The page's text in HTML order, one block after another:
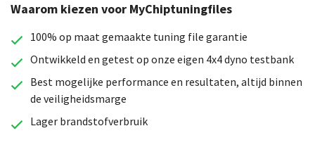
Op zoek naar een ander model?
Waarom kiezen voor MyChiptuningfiles
100% op maat gemaakte tuning file garantie
Ontwikkeld en getest op onze eigen 4x4 dyno testbank
Best mogelijke performance en resultaten, altijd binnen
de veiligheidsmarge
Lager brandstofverbruik